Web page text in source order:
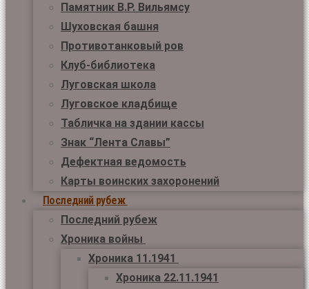
Памятник В.Р. Вильямсу
Шуховская башня
Противотанковый ров
Клуб-библиотека
Луговская школа
Луговское кладбище
Табличка на здании кассы
Знак “Лента Славы”
Дефектная ведомость
Карты воинских захоронений
Последний рубеж
Последний рубеж
Хроника войны
Хроника 11.1941
Хроника 22.11.1941